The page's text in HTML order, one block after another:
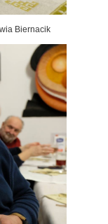
Biernacik